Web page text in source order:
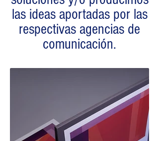
las ideas aportadas por las
respectivas agencias de
comunicación.